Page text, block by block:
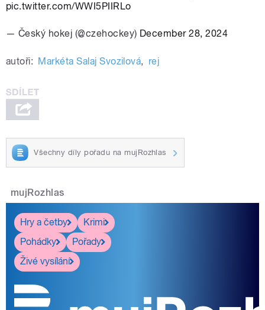
pic.twitter.com/WWI5PIIRLo
— Český hokej (@czehockey) December 28, 2024
autoři: Markéta Salaj Svozilová, rej
Všechny díly pořadu na mujRozhlas
mujRozhlas
Hry a četby
Krimi
Pohádky
Pořady
Živé vysílání